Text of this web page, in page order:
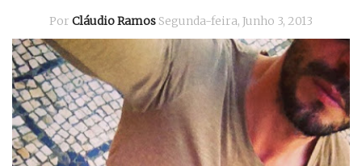
Por Cláudio Ramos Segunda-feira, Junho 3, 2013